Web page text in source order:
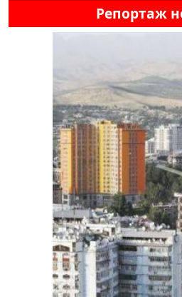
Репортаж